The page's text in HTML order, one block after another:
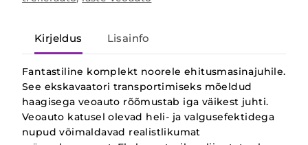
Kirjeldus Lisainfo
Fantastiline komplekt noorele ehitusmasinajuhile.
See ekskavaatori transportimiseks mõeldud
haagisega veoauto rõõmustab iga väikest juhti.
Veoauto katusel olevad heli- ja valgusefektidega
nupud võimaldavad realistlikumat